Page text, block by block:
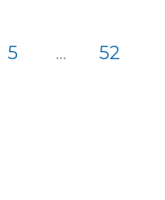
5 ... 52